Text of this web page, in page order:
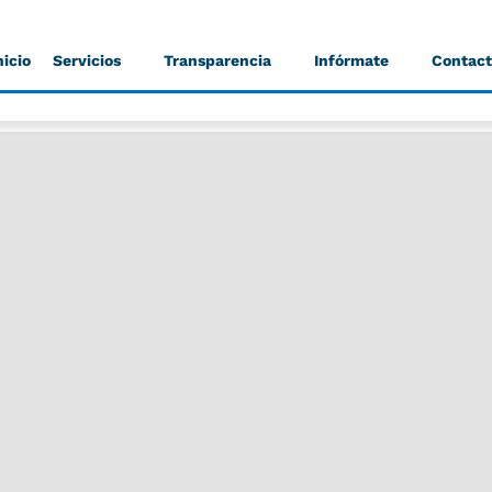
Servicios Transparencia Infórmate